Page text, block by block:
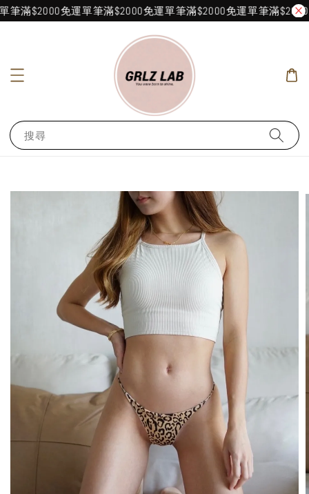
滿$2000免運單筆滿$2000免運單筆滿$2000免運單筆滿$2000
搜尋